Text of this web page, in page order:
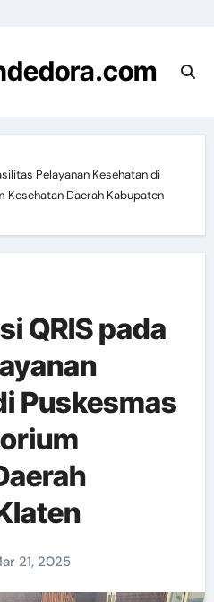
Pelayanan Kesehatan di
Daerah Kabupaten
QRIS pada
Puskesmas
21, 2025